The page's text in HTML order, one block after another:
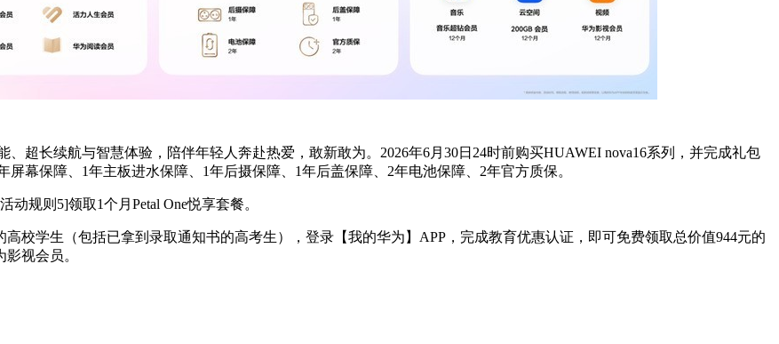
超长续航与智慧体验，陪伴年轻人奔赴热爱，敢新敢为。 2026年6月30日24时前购买HUAWEI nova16系列，并完成礼包
幕保障、1年主板进水保障、1年后摄保障、1年后盖保障、2年电池保障、2年官方质保。
动规则 5]领取1个月Petal One悦享套餐。
高校学生（包括已拿到录取通知书的高考生），登录【我的华为】APP，完成教育优惠认证，即可免费领取总价值944元的
视会员。